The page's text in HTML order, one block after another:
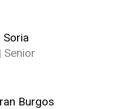
Senior
Burgos